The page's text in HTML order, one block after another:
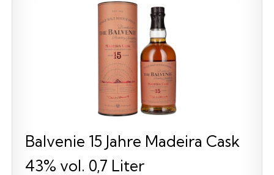
Balvenie 15 Jahre Madeira Cask
43% vol. 0,7 Liter